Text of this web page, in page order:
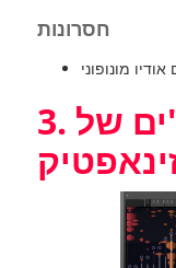
חסרונות
מונופוני
3. מפת הפיצ'ים של